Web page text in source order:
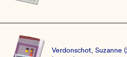
Verdonschot, Suzanne